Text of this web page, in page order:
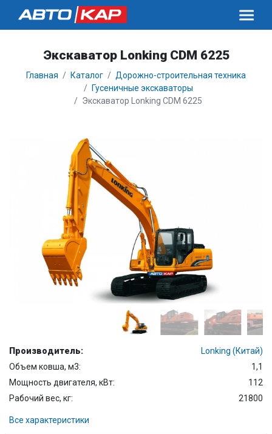
Экскаватор Lonking CDM 6225
Главная Каталог
Дорожно-строительная техника
Гусеничные экскаваторы
Экскаватор Lonking CDM 6225
Производитель:
Lonking (Китай)
Объем ковша, м3:
1,1
Мощность двигателя, кВт:
112
Рабочий вес, кг:
21800
Все характеристики